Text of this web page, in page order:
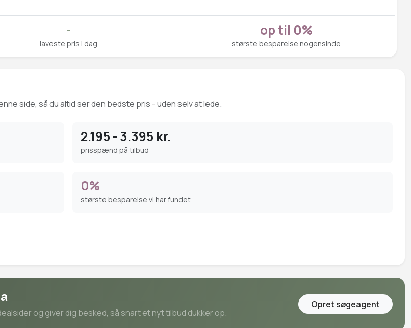
-
laveste pris i dag
op til 0%
største besparelse nogensinde
side, så du altid ser den bedste pris - uden selv at lede.
2.195 - 3.395 kr.
prisspænd på tilbud
0%
største besparelse vi har fundet
og giver dig besked, så snart et nyt tilbud dukker op.
Opret søgeagent